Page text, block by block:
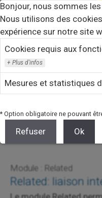
Module : Related
Related: liaison
Bonjour, nous sommes
Nous utilisons des
expérience sur notre site
Cookies requis aux
Plus d'infos
Mesures et statistiques
* Option obligatoire ne pouvant
Refuser Ok